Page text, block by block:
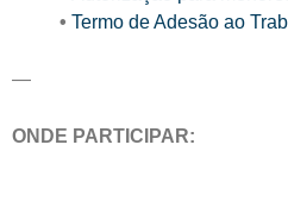
• Termo de Adesão ao
—
ONDE PARTICIPAR: